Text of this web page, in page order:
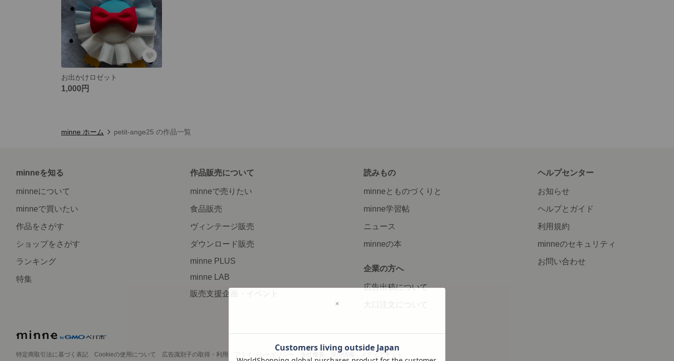
お出かけロゼット
1,000円
minne ホーム petit-ange25 の作品一覧
minneを知る
minneについて
minneで買いたい
作品をさがす
ショップをさがす
ランキング
特集
作品販売について
minneで売りたい
食品販売
ヴィンテージ販売
ダウンロード販売
minne PLUS
minne LAB
販売支援企画・イベント
読みもの
minneとものづくりと
minne学習帖
ニュース
minneの本
企業の方へ
広告出稿について
大口注文について
ヘルプセンター
お知らせ
ヘルプとガイド
利用規約
minneのセキュリティ
お問い合わせ
特定商取引法に基づく表記 Cookieの使用について 広告識別子の取得・利用 採用情報 メディアキット